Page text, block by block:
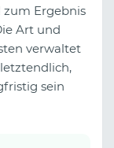
zum Ergebnis
Art und
verwaltet
sein